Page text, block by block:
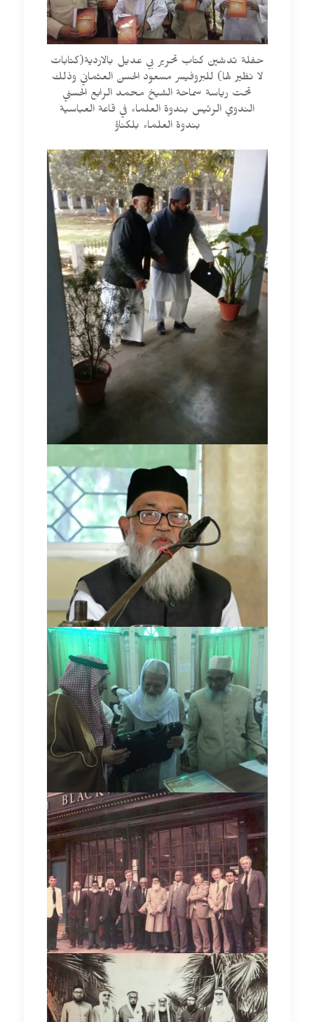
حفلة تدشين كتاب تحرير بي عديل بالاردية(كتابات
لا نظير لها) للبروفيسر مسعود الحسن العثماني وذلك
تحت رياسة سماحة الشيخ محمد الرابع الحسني
الندوي الرئيس بندوة العلماء في قاعة العباسية
بندوة العلماء بلكناؤ